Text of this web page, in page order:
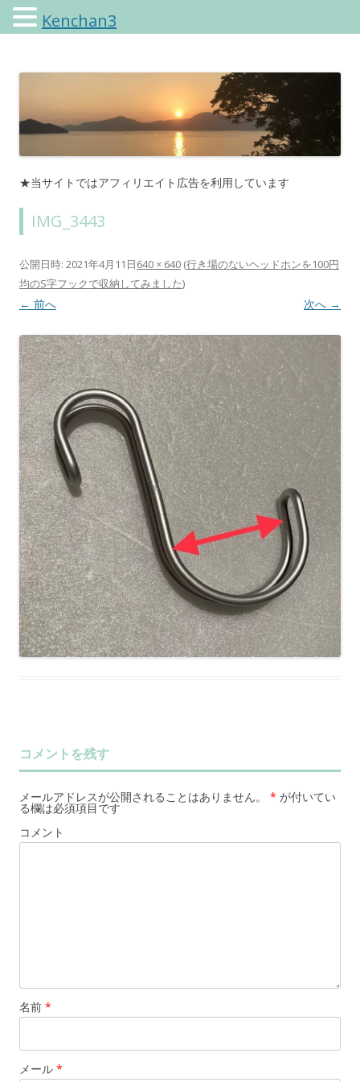
けんちゃんさんのブログ
★当サイトではアフィリエイト広告を利用しています
IMG_3443
公開日時: 2021年4月11日640 × 640 (行き場のないヘッドホンを100円
均のS字フックで収納してみました)
← 前へ 次へ →
コメントを残す
メールアドレスが公開されることはありません。 * が付いてい
る欄は必須項目です
コメント
名前 *
メール *
Kenchan3